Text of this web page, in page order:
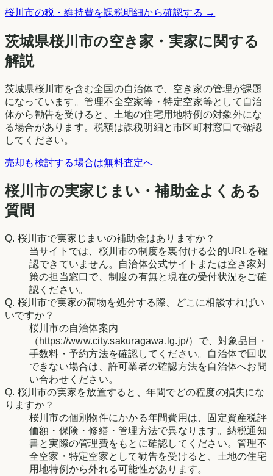
桜川市の税・維持費を課税明細から確認する →
茨城県桜川市の空き家・実家に関する
解説
茨城県桜川市を含む全国の自治体で、空き家の管理が課題
になっています。管理不全空家等・特定空家等として自治
体から勧告を受けると、土地の住宅用地特例の対象外にな
る場合があります。税額は課税明細と市区町村窓口で確認
してください。
売却も検討する場合は無料査定へ
桜川市の実家じまい・補助金よくある
質問
Q. 桜川市で実家じまいの補助金はありますか？
当サイトでは、桜川市の制度を裏付ける公的URLを確
認できていません。自治体公式サイトまたは空き家対
策の担当窓口で、制度の有無と現在の受付状況をご確
認ください。
Q. 桜川市で実家の荷物を処分する際、どこに相談すればい
いですか？
桜川市の自治体案内
（https://www.city.sakuragawa.lg.jp/）で、対象品目・
手数料・予約方法を確認してください。自治体で回収
できない場合は、許可業者の確認方法を自治体へお問
い合わせください。
Q. 桜川市の実家を放置すると、年間でどの程度の損失にな
りますか？
桜川市の個別物件にかかる年間費用は、固定資産税評
価額・保険・修繕・管理方法で異なります。納税通知
書と実際の管理費をもとに確認してください。管理不
全空家・特定空家として勧告を受けると、土地の住宅
用地特例から外れる可能性があります。